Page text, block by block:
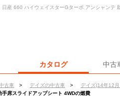
カタログ 中古
古車 > デイズの中古車 > デイズ(14年12
席スライドアップシート 4WDの燃費
日産 660 ハイウェイスターGターボ アンシャンテ